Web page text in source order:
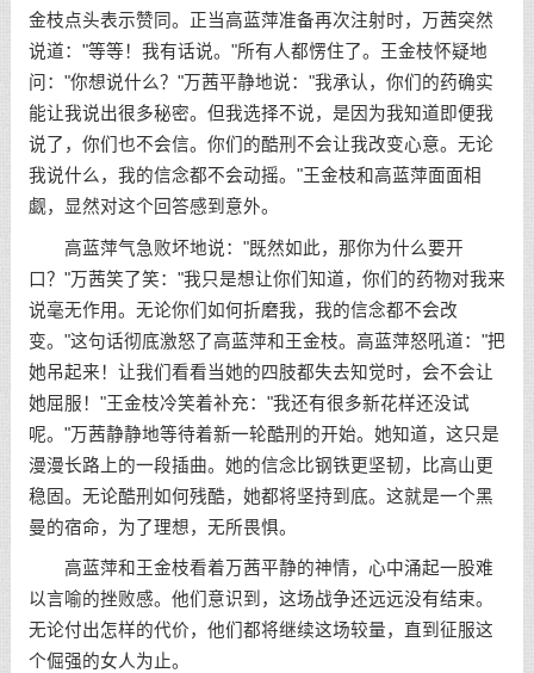
金枝点头表示赞同。正当高蓝萍准备再次注射时，万茜突然
说道："等等！我有话说。"所有人都愣住了。王金枝怀疑地
问："你想说什么？"万茜平静地说："我承认，你们的药确实
能让我说出很多秘密。但我选择不说，是因为我知道即便我
说了，你们也不会信。你们的酷刑不会让我改变心意。无论
我说什么，我的信念都不会动摇。"王金枝和高蓝萍面面相
觑，显然对这个回答感到意外。
高蓝萍气急败坏地说："既然如此，那你为什么要开
口？"万茜笑了笑："我只是想让你们知道，你们的药物对我来
说毫无作用。无论你们如何折磨我，我的信念都不会改
变。"这句话彻底激怒了高蓝萍和王金枝。高蓝萍怒吼道："把
她吊起来！让我们看看当她的四肢都失去知觉时，会不会让
她屈服！"王金枝冷笑着补充："我还有很多新花样还没试
呢。"万茜静静地等待着新一轮酷刑的开始。她知道，这只是
漫漫长路上的一段插曲。她的信念比钢铁更坚韧，比高山更
稳固。无论酷刑如何残酷，她都将坚持到底。这就是一个黑
曼的宿命，为了理想，无所畏惧。
高蓝萍和王金枝看着万茜平静的神情，心中涌起一股难
以言喻的挫败感。他们意识到，这场战争还远远没有结束。
无论付出怎样的代价，他们都将继续这场较量，直到征服这
个倔强的女人为止。